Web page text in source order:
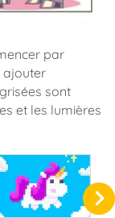
par
ajouter
sont
et les lumières